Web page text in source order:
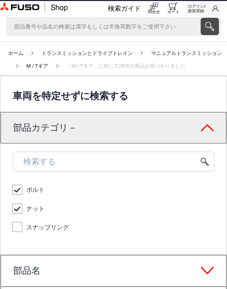
検索ガイド 問合せ カート
ログイン/
新規登録
ホーム トランスミッションとドライブトレイン マニュアルトランスミッション
M / Tギア 「M / Tギア」に対して28件の商品が見つかりました
車両を特定せずに検索する
部品カテゴリ－
ボルト
ナット
スナップリング
部品名